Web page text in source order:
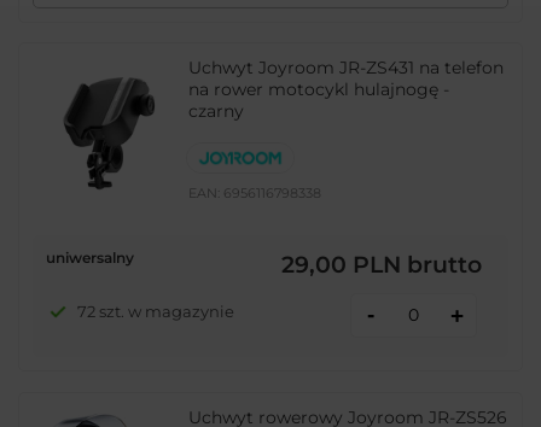
Uchwyt Joyroom JR-ZS431 na telefon
na rower motocykl hulajnogę -
czarny
EAN: 6956116798338
uniwersalny 29,00 PLN brutto
72 szt. w magazynie - +
Uchwyt rowerowy Joyroom JR-ZS526